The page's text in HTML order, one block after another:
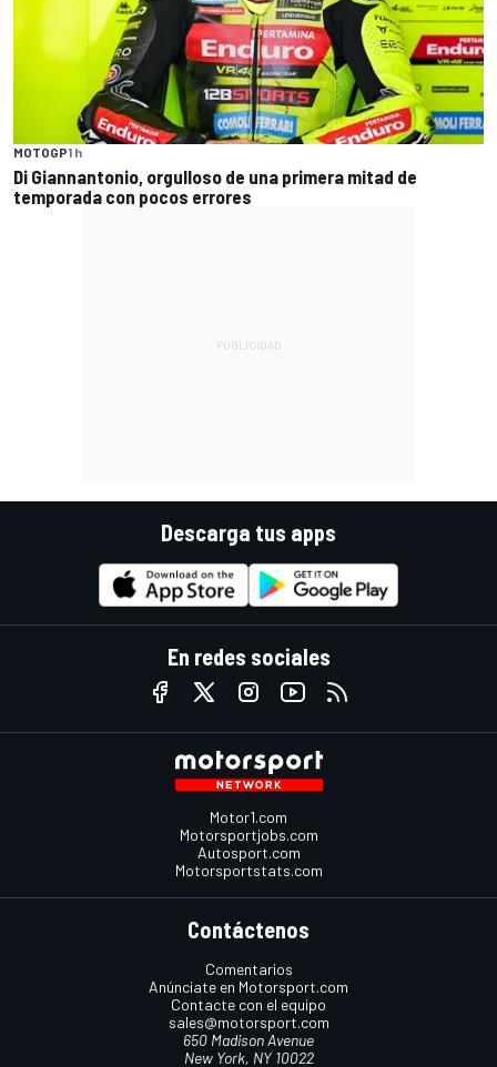
MOTOGP1 h
Di Giannantonio, orgulloso de una primera mitad de
temporada con pocos errores
Descarga tus apps
En redes sociales
Motor1.com
Motorsportjobs.com
Autosport.com
Motorsportstats.com
Contáctenos
Comentarios
Anúnciate en Motorsport.com
Contacte con el equipo
sales@motorsport.com
650 Madison Avenue
New York, NY 10022